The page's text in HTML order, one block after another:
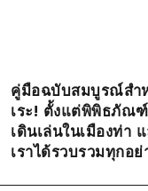
คู่มือฉบับสมบูรณ์สำ
เระ! ตั้งแต่พิพิธภัณ
เดินเล่นในเมืองท่า
เราได้รวบรวมทุกอ